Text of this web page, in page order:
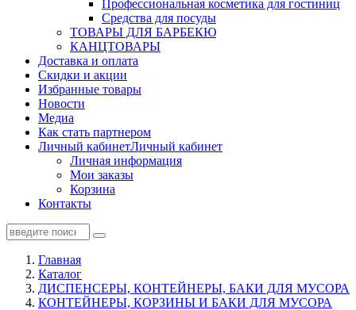
Профессиональная косметика для гостиниц
Средства для посуды
ТОВАРЫ ДЛЯ БАРБЕКЮ
КАНЦТОВАРЫ
Доставка и оплата
Скидки и акции
Избранные товары
Новости
Медиа
Как стать партнером
Личный кабинетЛичный кабинет
Личная информация
Мои заказы
Корзина
Контакты
Главная
Каталог
ДИСПЕНСЕРЫ, КОНТЕЙНЕРЫ, БАКИ ДЛЯ МУСОРА
КОНТЕЙНЕРЫ, КОРЗИНЫ И БАКИ ДЛЯ МУСОРА